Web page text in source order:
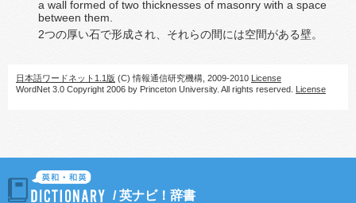
a wall formed of two thicknesses of masonry with a space
between them.
2つの厚い石で形成され、それらの間には空間がある壁。
日本語ワードネット1.1版 (C) 情報通信研究機構, 2009-2010 License
WordNet 3.0 Copyright 2006 by Princeton University. All rights reserved. License
/英ナビ！辞書